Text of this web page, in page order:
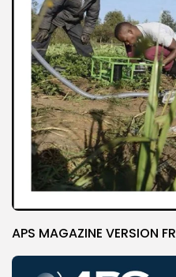
APS MAGAZINE VERSION FR